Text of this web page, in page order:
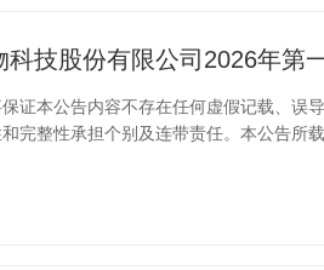
科技股份有限公司2026年第
证本公告内容不存在任何虚假记载、误
完整性承担个别及连带责任。本公告所
风险。一、2026年第一季度主要财务数
幅度（％）营业总收入